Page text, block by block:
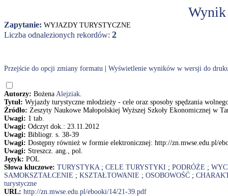
Zapytanie: WYJAZDY TURYSTYCZNE
Liczba odnalezionych rekordów: 2
Przejście do opcji zmiany formatu Wyświetlenie wyników w wersji do
Autorzy: Bożena Alejziak.
Tytuł: Wyjazdy turystyczne młodzieży - cele oraz sposoby spędzania
Źródło: Zeszyty Naukowe Małopolskiej Wyższej Szkoły Ekonomicznej w
Uwagi: 1 tab.
Uwagi: Odczyt dok.: 23.11.2012
Uwagi: Bibliogr. s. 38-39
Uwagi: Dostępny również w formie elektronicznej: http://zn.mwse.edu.pl/
Uwagi: Streszcz. ang., pol.
Język: POL
Słowa kluczowe: TURYSTYKA; CELE TURYSTYKI ; PODRÓŻE ;
SAMOKSZTAŁCENIE ; KSZTAŁTOWANIE ; OSOBOWOŚĆ ;
turystyczne
URL: http://zn.mwse.edu.pl/ebooki/14/21-39.pdf